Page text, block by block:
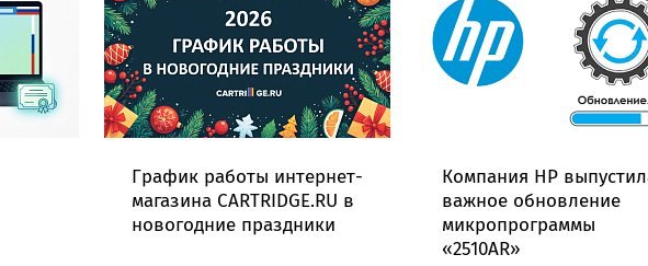
График работы интернет-
магазина CARTRIDGE.RU в
новогодние праздники
Компания HP
важное обновление
микропрограммы
«2510AR»